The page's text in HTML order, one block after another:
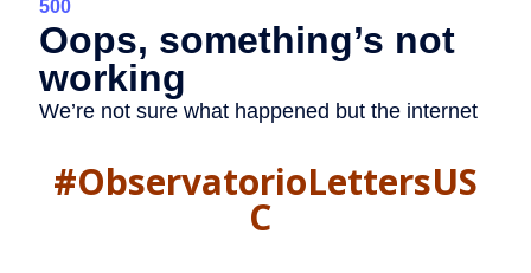
#ObservatorioLettersUS
C